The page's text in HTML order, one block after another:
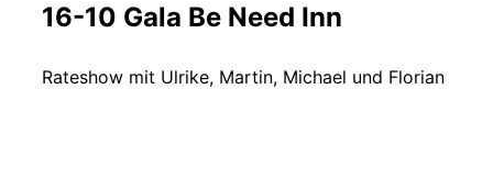
16-10 Gala Be Need Inn
Rateshow mit Ulrike, Martin, Michael und Florian